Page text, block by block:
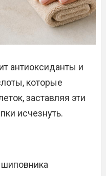
антиоксиданты и
которые
заставляя эти
исчезнуть.